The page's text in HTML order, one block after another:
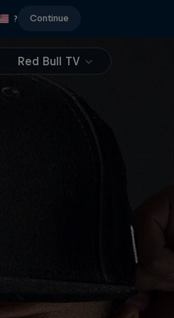
? Continue
Red Bull TV